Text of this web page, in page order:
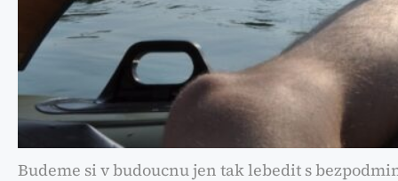
Budeme si v budoucnu jen tak lebedit s